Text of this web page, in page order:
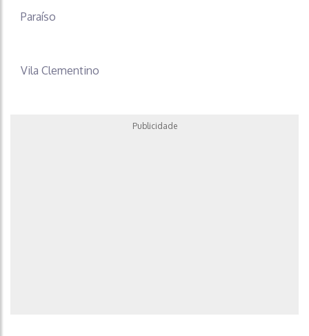
Paraíso
Vila Clementino
Publicidade